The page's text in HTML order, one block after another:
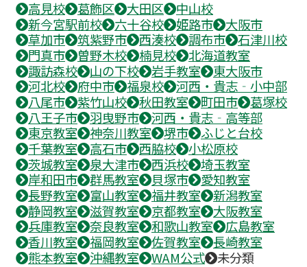
高見校
葛飾区 大田区
中山校
新今宮駅前校
六十谷校 姫路市
大阪市
草加市
筑紫野市 西湊校 調布市
石津川校
門真市
曽野木校 楠見校
北海道教室
諏訪森校
山の下校 岩手教室
東大阪市
河北校
府中市 福泉校
河西・貴志‐小中部
八尾市
紫竹山校 秋田教室 町田市
葛塚校
八王子市
羽曳野市
河西・貴志‐高等部
東京教室
神奈川教室 堺市
ふじと台校
千葉教室
高石市 西脇校
小松原校
茨城教室
泉大津市 西浜校
埼玉教室
岸和田市
群馬教室 貝塚市
愛知教室
長野教室
富山教室 福井教室
新潟教室
静岡教室
滋賀教室 京都教室
大阪教室
兵庫教室
奈良教室 和歌山教室
広島教室
香川教室
福岡教室 佐賀教室
長崎教室
熊本教室
沖縄教室 WAM公式 未分類